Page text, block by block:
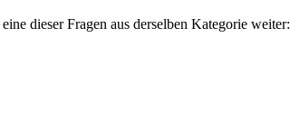
dieser Fragen aus derselben Kategorie weiter: